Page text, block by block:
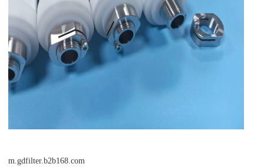
m.gdfilter.b2b168.com